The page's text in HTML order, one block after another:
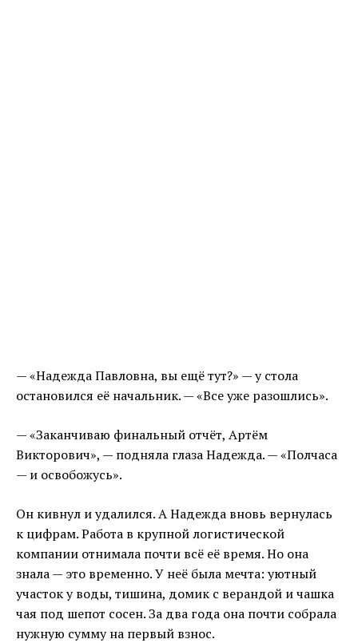
— «Надежда Павловна, вы ещё тут?» — у стола
остановился её начальник. — «Все уже разошлись».
— «Заканчиваю финальный отчёт, Артём
Викторович», — подняла глаза Надежда. — «Полчаса
— и освобожусь».
Он кивнул и удалился. А Надежда вновь вернулась
к цифрам. Работа в крупной логистической
компании отнимала почти всё её время. Но она
знала — это временно. У неё была мечта: уютный
участок у воды, тишина, домик с верандой и чашка
чая под шепот сосен. За два года она почти собрала
нужную сумму на первый взнос.